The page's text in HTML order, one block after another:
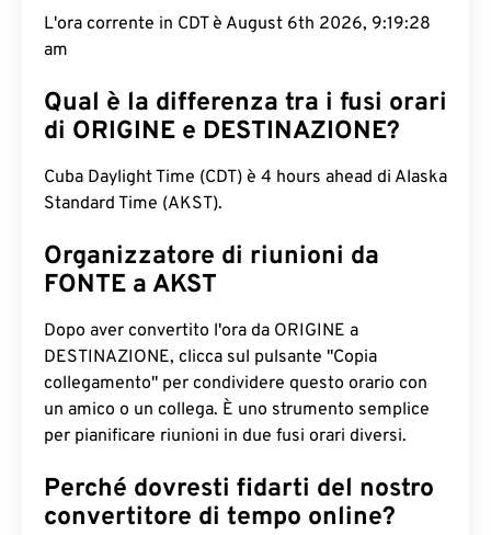
L'ora corrente in CDT è August 6th 2026, 9:19:29
am
Qual è la differenza tra i fusi orari
di ORIGINE e DESTINAZIONE?
Cuba Daylight Time (CDT) è 4 hours ahead di Alaska
Standard Time (AKST).
Organizzatore di riunioni da
FONTE a AKST
Dopo aver convertito l'ora da ORIGINE a
DESTINAZIONE, clicca sul pulsante "Copia
collegamento" per condividere questo orario con
un amico o un collega. È uno strumento semplice
per pianificare riunioni in due fusi orari diversi.
Perché dovresti fidarti del nostro
convertitore di tempo online?